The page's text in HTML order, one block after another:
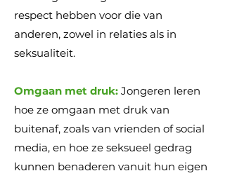
respect hebben voor die van
anderen, zowel in relaties als in
seksualiteit.
Omgaan met druk: Jongeren leren
hoe ze omgaan met druk van
buitenaf, zoals van vrienden of social
media, en hoe ze seksueel gedrag
kunnen benaderen vanuit hun eigen